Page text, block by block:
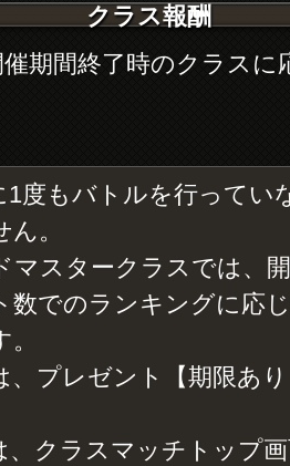
クラス報酬
期間終了時のクラスに
度もバトルを行ってい
。
スタークラスでは、
数でのランキングに応
プレゼント【期限あ
クラスマッチトップ